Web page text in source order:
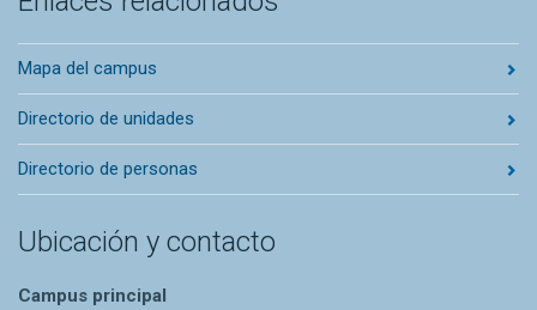
Mapa del campus
Directorio de unidades
Directorio de personas
Ubicación y contacto
Campus principal